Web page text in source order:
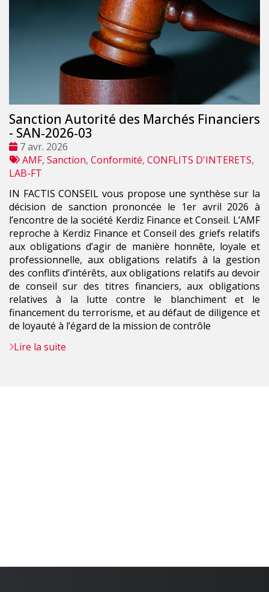
Sanction Autorité des Marchés Financiers
- SAN‑2026‑03
Date
:
7 avr. 2026
Tags
:
AMF, Sanction, Conformité, CONFLITS D'INTERETS,
LAB-FT
IN FACTIS CONSEIL vous propose une synthèse sur la
décision de sanction prononcée le 1er avril 2026 à
l’encontre de la société Kerdiz Finance et Conseil. L’AMF
reproche à Kerdiz Finance et Conseil des griefs relatifs
aux obligations d’agir de manière honnête, loyale et
professionnelle, aux obligations relatifs à la gestion
des conflits d’intérêts, aux obligations relatifs au devoir
de conseil sur des titres financiers, aux obligations
relatives à la lutte contre le blanchiment et le
financement du terrorisme, et au défaut de diligence et
de loyauté à l’égard de la mission de contrôle
Lire la suite